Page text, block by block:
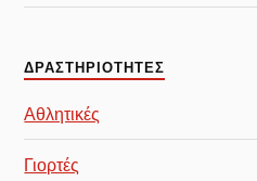
ΔΡΑΣΤΗΡΙΌΤΗΤΕΣ
Αθλητικές
Γιορτές